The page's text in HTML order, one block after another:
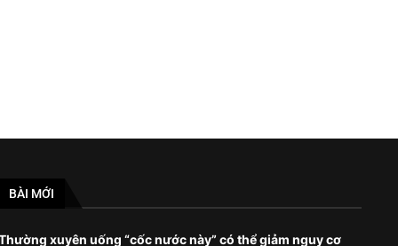
BÀI MỚI
xuyên uống “cốc nước này” có thể giảm nguy cơ